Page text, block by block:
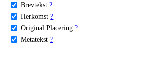
Brevtekst ?
Herkomst ?
Original Placering ?
Metatekst ?